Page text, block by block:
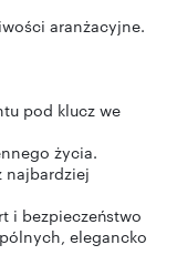
aranżacyjne.
pod klucz we
życia.
najbardziej
i bezpieczeństwo
elegancko